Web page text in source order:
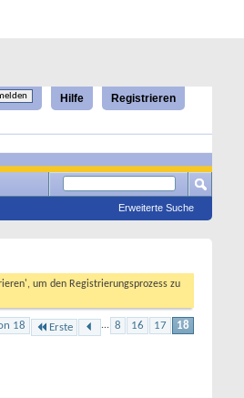
Registrieren
Hilfe
Erweiterte Suche
um den Registrierungsprozess zu
18 Erste ... 8 16 17 18